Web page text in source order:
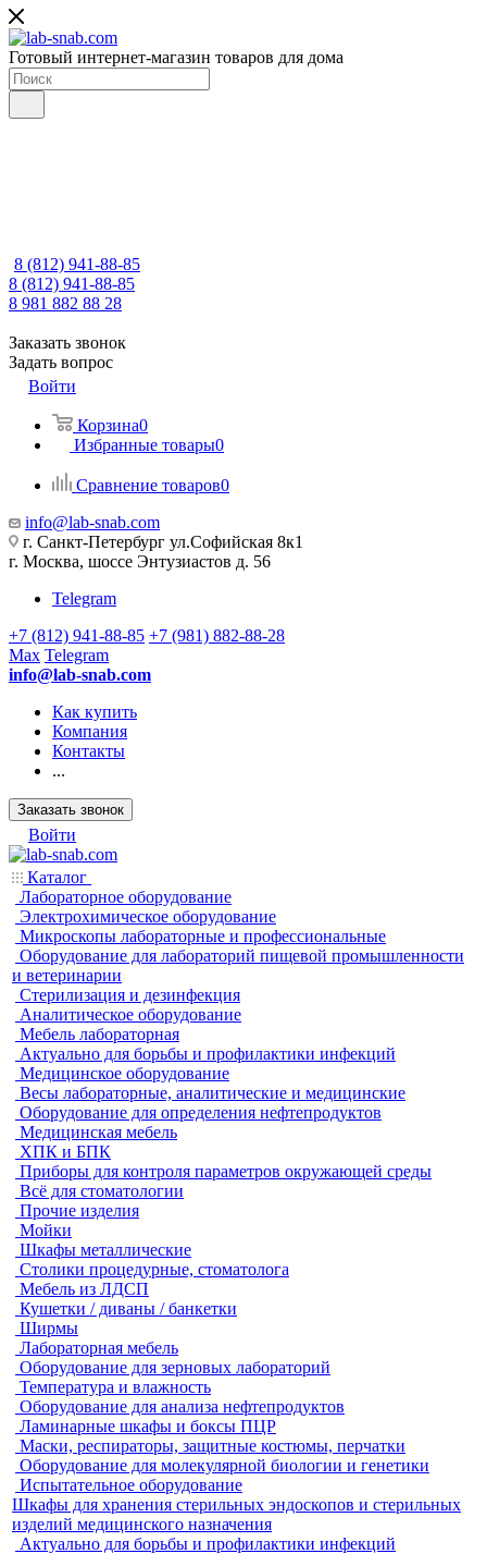
Готовый интернет-магазин товаров для дома
8 (812) 941-88-85
8 (812) 941-88-85
8 981 882 88 28
Заказать звонок
Задать вопрос
Войти
Корзина0
Избранные товары0
Сравнение товаров0
info@lab-snab.com
г. Санкт-Петербург ул.Софийская 8к1
г. Москва, шоссе Энтузиастов д. 56
Telegram
+7 (812) 941-88-85 +7 (981) 882-88-28
Max Telegram
info@lab-snab.com
Как купить
Компания
Контакты
...
Заказать звонок
Войти
Каталог
Лабораторное оборудование
Электрохимическое оборудование
Микроскопы лабораторные и профессиональные
Оборудование для лабораторий пищевой промышленности
и ветеринарии
Стерилизация и дезинфекция
Аналитическое оборудование
Мебель лабораторная
Актуально для борьбы и профилактики инфекций
Медицинское оборудование
Весы лабораторные, аналитические и медицинские
Оборудование для определения нефтепродуктов
Медицинская мебель
ХПК и БПК
Приборы для контроля параметров окружающей среды
Всё для стоматологии
Прочие изделия
Мойки
Шкафы металлические
Столики процедурные, стоматолога
Мебель из ЛДСП
Кушетки / диваны / банкетки
Ширмы
Лабораторная мебель
Оборудование для зерновых лабораторий
Температура и влажность
Оборудование для анализа нефтепродуктов
Ламинарные шкафы и боксы ПЦР
Маски, респираторы, защитные костюмы, перчатки
Оборудование для молекулярной биологии и генетики
Испытательное оборудование
Шкафы для хранения стерильных эндоскопов и стерильных
изделий медицинского назначения
Актуально для борьбы и профилактики инфекций